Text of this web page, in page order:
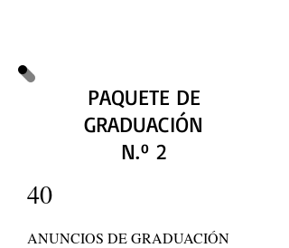
PAQUETE DE
GRADUACIÓN
N.º 2
40
ANUNCIOS DE GRADUACIÓN